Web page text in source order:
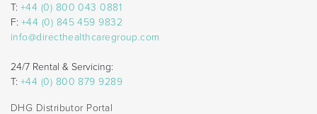
T: +44 (0) 800 043 0881
F: +44 (0) 845 459 9832
info@directhealthcaregroup.com
24/7 Rental & Servicing:
T: +44 (0) 800 879 9289
DHG Distributor Portal